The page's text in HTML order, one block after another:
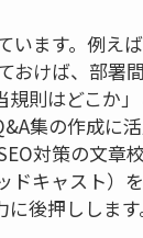
います。例え
けば、部署
則はどこか
集の作成に
対策の文章
キャスト）
後押しします